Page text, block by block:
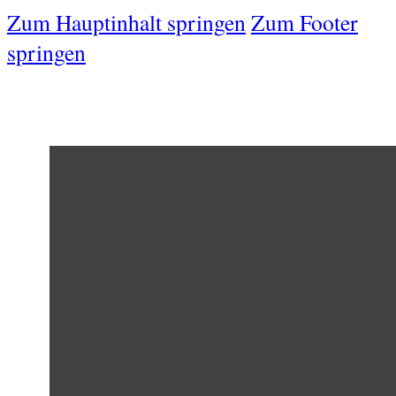
Zum Hauptinhalt springenZum Footer
springen